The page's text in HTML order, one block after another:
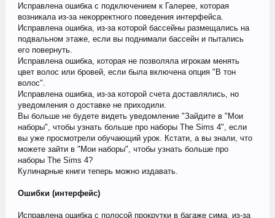
Исправлена ошибка с подключением к Галерее, которая
возникала из-за некорректного поведения интерфейса.
Исправлена ошибка, из-за которой бассейны размещались на
подвальном этаже, если вы поднимали бассейн и пытались
его повернуть.
Исправлена ошибка, которая не позволяла игрокам менять
цвет волос или бровей, если была включена опция "В тон
волос".
Исправлена ошибка, из-за которой счета доставлялись, но
уведомления о доставке не приходили.
Вы больше не будете видеть уведомление "Зайдите в "Мои
наборы", чтобы узнать больше про наборы The Sims 4", если
вы уже просмотрели обучающий урок. Кстати, а вы знали, что
можете зайти в "Мои наборы", чтобы узнать больше про
наборы The Sims 4?
Кулинарные книги теперь можно издавать.
Ошибки (интерфейс)
Исправлена ошибка с полосой прокрутки в багаже сима, из-за